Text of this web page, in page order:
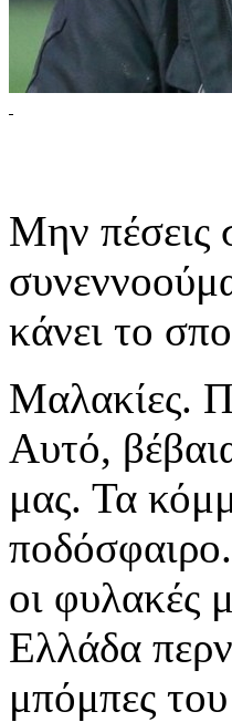
Μην πέσεις
κάνει το
Μαλακίες.
Αυτό,
μας. Τα
οι φυλακές
Ελλάδα
μπόμπες